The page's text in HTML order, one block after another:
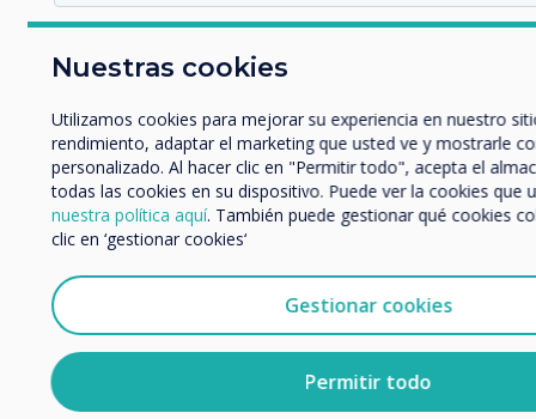
Estudio de caso relacionado
90-screen Clevertouch
project proves a very
clever move at Leeds
comprehensive
Nuestras cookies
Utilizamos cookies para mejorar su experiencia en nuestro
rendimiento, adaptar el marketing que usted ve y mostrarle
personalizado. Al hacer clic en "Permitir todo", acepta el
todas las cookies en su dispositivo. Puede ver la cookies que
nuestra política aquí. También puede gestionar qué cookies
clic en ‘gestionar cookies‘
Gestionar cookies
Permitir todo
Educación
Otros
nombre de empresa
Nos gustaría comunicarnos con usted acerca de nuestros
por correo electrónico, teléfono o correo postal.
Acepto recibir otras comunicaciones de Clevertouch.
Puedes darte de baja de estas comunicaciones en cualquier
obtener más información sobre cómo darte de baja,
privacidad y cómo nos comprometemos a proteger y